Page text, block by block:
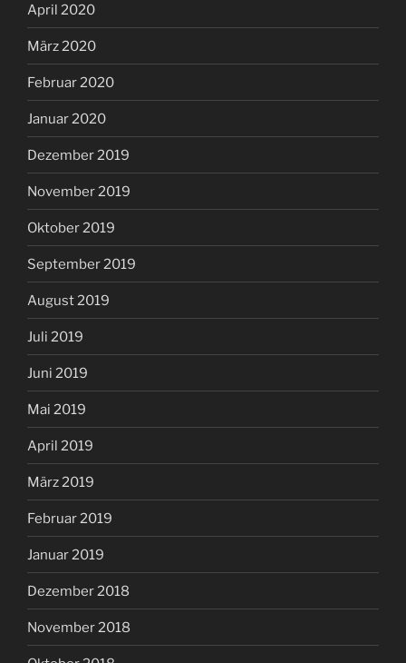
April 2020
März 2020
Februar 2020
Januar 2020
Dezember 2019
November 2019
Oktober 2019
September 2019
August 2019
Juli 2019
Juni 2019
Mai 2019
April 2019
März 2019
Februar 2019
Januar 2019
Dezember 2018
November 2018